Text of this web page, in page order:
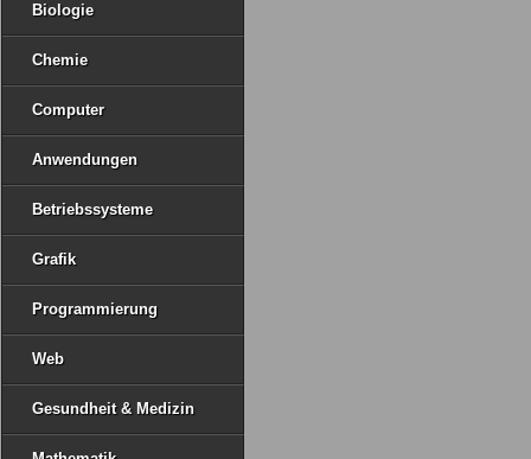
Biologie
Chemie
Computer
Anwendungen
Betriebssysteme
Grafik
Programmierung
Web
Gesundheit & Medizin